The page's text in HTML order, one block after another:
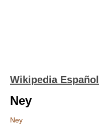
Wikipedia Español
Ney
Ney